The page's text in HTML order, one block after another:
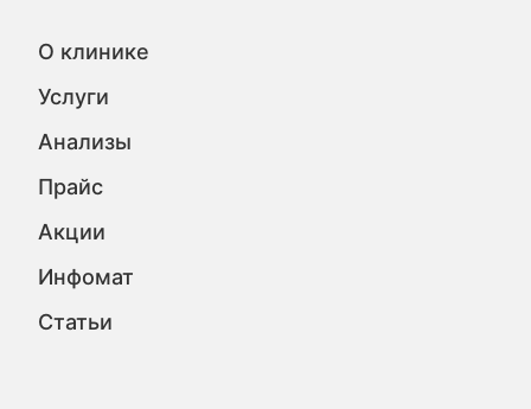
О клинике
Услуги
Анализы
Прайс
Акции
Инфомат
Статьи